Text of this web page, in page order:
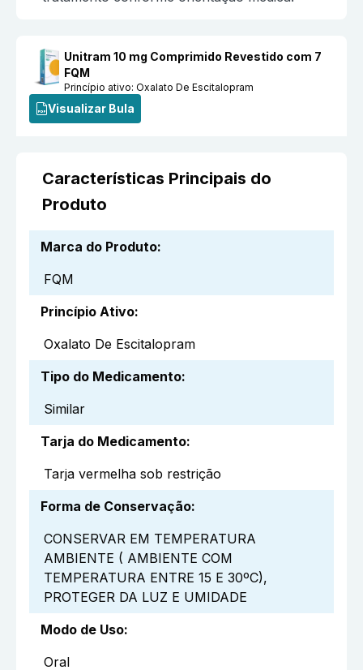
Unitram 10 mg Comprimido Revestido com 7
FQM
Princípio ativo: Oxalato De Escitalopram
Visualizar Bula
Características Principais do
Produto
Marca do Produto:
FQM
Princípio Ativo:
Oxalato De Escitalopram
Tipo do Medicamento:
Similar
Tarja do Medicamento:
Tarja vermelha sob restrição
Forma de Conservação:
CONSERVAR EM TEMPERATURA
AMBIENTE ( AMBIENTE COM
TEMPERATURA ENTRE 15 E 30ºC),
PROTEGER DA LUZ E UMIDADE
Modo de Uso:
Oral